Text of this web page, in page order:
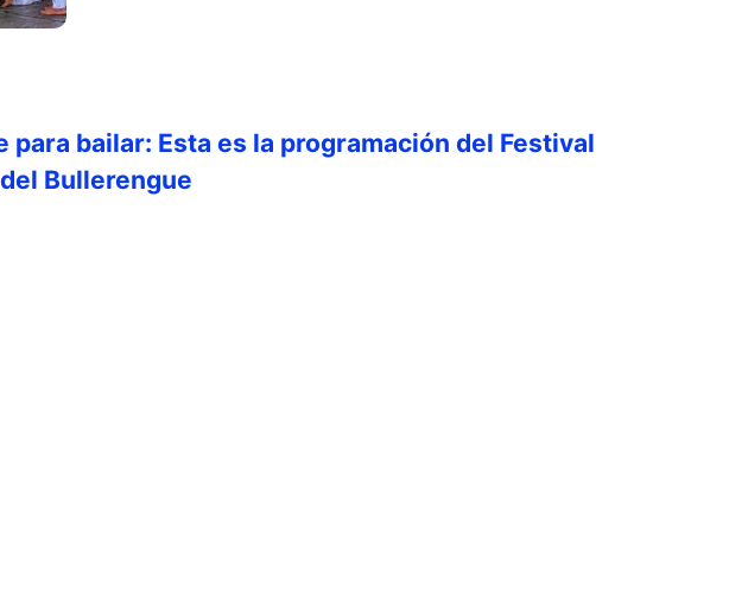
para bailar: Esta es la programación del Festival
Bullerengue